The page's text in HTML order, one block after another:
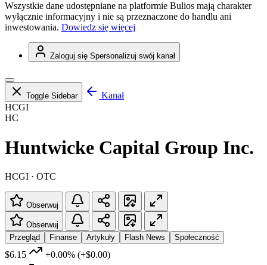
Wszystkie dane udostępniane na platformie Bulios mają charakter
wyłącznie informacyjny i nie są przeznaczone do handlu ani
inwestowania. Dowiedz się więcej
Zaloguj się Spersonalizuj swój kanał
Toggle Sidebar
Kanał
HCGI
HC
Huntwicke Capital Group Inc.
HCGI · OTC
Obserwuj
Obserwuj
Przegląd
Finanse Artykuły Flash News Społeczność
$6.15 +0.00% (+$0.00)